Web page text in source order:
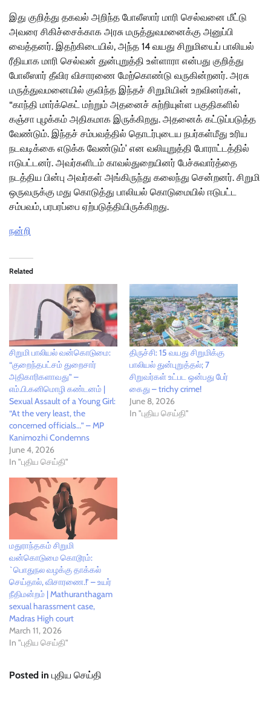
இது குறித்து தகவல் அறிந்த போலீஸார் மாரி செல்வனை மீட்டு
அவரை சிகிச்சைக்காக அரசு மருத்துவமனைக்கு அனுப்பி
வைத்தனர். இதற்கிடையில், அந்த 14 வயது சிறுமியைப் பாலியல்
ரீதியாக மாரி செல்வன் துன்புறுத்தி உள்ளாரா என்பது குறித்து
போலீஸார் தீவிர விசாரணை மேற்கொண்டு வருகின்றனர். அரசு
மருத்துவமனையில் குவிந்த இந்தச் சிறுமியின் உறவினர்கள்,
“காந்தி மார்க்கெட் மற்றும் அதனைச் சுற்றியுள்ள பகுதிகளில்
கஞ்சா புழக்கம் அதிகமாக இருக்கிறது. அதனைக் கட்டுப்படுத்த
வேண்டும். இந்தச் சம்பவத்தில் தொடர்புடைய நபர்கள்மீது உரிய
நடவடிக்கை எடுக்க வேண்டும்’ என வலியுறுத்தி போராட்டத்தில்
ஈடுபட்டனர். அவர்களிடம் காவல்துறையினர் பேச்சுவார்த்தை
நடத்திய பின்பு அவர்கள் அங்கிருந்து கலைந்து சென்றனர். சிறுமி
ஒருவருக்கு மது கொடுத்து பாலியல் கொடுமையில் ஈடுபட்ட
சம்பவம், பரபரப்பை ஏற்படுத்தியிருக்கிறது.
நன்றி
Related
சிறுமி பாலியல் வன்கொடுமை:
“குறைந்தபட்சம் துறைசார்
அதிகாரிகளாவது” –
எம்.பி.கனிமொழி கண்டனம் |
Sexual Assault of a Young Girl:
“At the very least, the
concerned officials…” – MP
Kanimozhi Condemns
June 4, 2026
In "புதிய செய்தி"
திருச்சி: 15 வயது சிறுமிக்கு
பாலியல் துன்புறுத்தல்; 7
சிறுவர்கள் உட்பட ஒன்பது பேர்
கைது – trichy crime!
June 8, 2026
In "புதிய செய்தி"
மதுராந்தகம் சிறுமி
வன்கொடுமை கொடூரம்:
`பொதுநல வழக்கு தாக்கல்
செய்தால், விசாரணை.!’ – உயர்
நீதிமன்றம் | Mathuranthagam
sexual harassment case,
Madras High court
March 11, 2026
In "புதிய செய்தி"
Posted in புதிய செய்தி